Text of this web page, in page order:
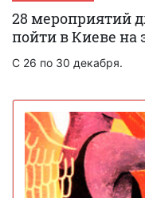
28 мероприятий
пойти в Киеве на
С 26 по 30 декабря.